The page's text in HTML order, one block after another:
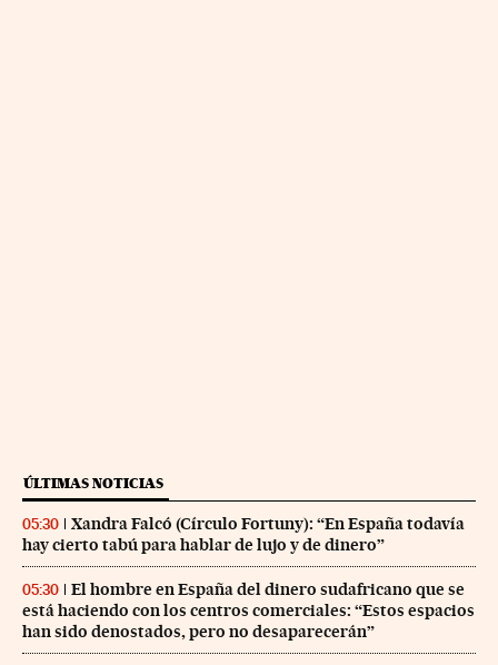
ÚLTIMAS NOTICIAS
05:30
Xandra Falcó (Círculo Fortuny): “En España todavía
hay cierto tabú para hablar de lujo y de dinero”
05:30
El hombre en España del dinero sudafricano que se
está haciendo con los centros comerciales: “Estos espacios
han sido denostados, pero no desaparecerán”